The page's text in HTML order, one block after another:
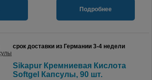
Подробнее
срок доставки из Германии 3-4 недели
Sikapur Кремниевая Кислота
Softgel Капсулы, 90 шт.